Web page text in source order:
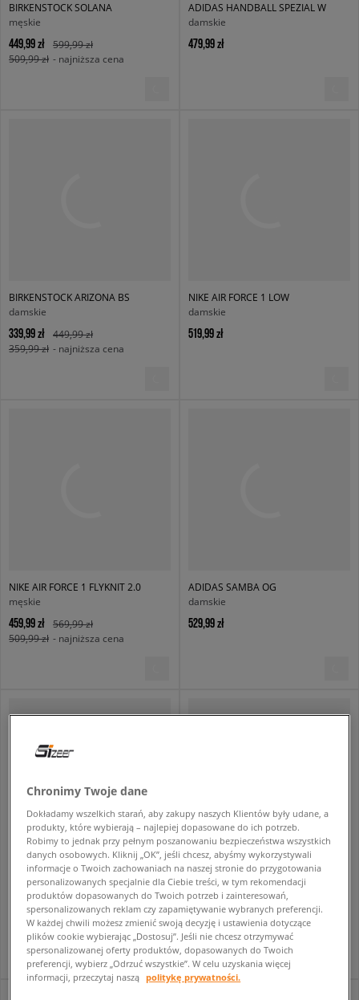
BIRKENSTOCK SOLANA
męskie
449,99 zł
599,99 zł
509,99 zł - najniższa cena
ADIDAS HANDBALL SPEZIAL W
damskie
479,99 zł
BIRKENSTOCK ARIZONA BS
damskie
339,99 zł
449,99 zł
359,99 zł - najniższa cena
NIKE AIR FORCE 1 LOW
damskie
519,99 zł
NIKE AIR FORCE 1 FLYKNIT 2.0
męskie
459,99 zł
569,99 zł
509,99 zł - najniższa cena
ADIDAS SAMBA OG
damskie
529,99 zł
unisex
179,99 zł
ADIDAS HANDBALL SPEZIAL
męskie
429,99 zł
479,99 zł
479,99 zł - najniższa cena
Chronimy Twoje dane
Dokładamy wszelkich starań, aby zakupy naszych Klientów były udane, a
produkty, które wybierają – najlepiej dopasowane do ich potrzeb.
Robimy to jednak przy pełnym poszanowaniu bezpieczeństwa wszystkich
danych osobowych. Kliknij „OK”, jeśli chcesz, abyśmy wykorzystywali
informacje o Twoich zachowaniach na naszej stronie do przygotowania
personalizowanych specjalnie dla Ciebie treści, w tym rekomendacji
produktów dopasowanych do Twoich potrzeb i zainteresowań,
spersonalizowanych reklam czy zapamiętywanie wybranych preferencji.
W każdej chwili możesz zmienić swoją decyzję i ustawienia dotyczące
plików cookie wybierając „Dostosuj”. Jeśli nie chcesz otrzymywać
spersonalizowanej oferty produktów, dopasowanych do Twoich
preferencji, wybierz „Odrzuć wszystkie”. W celu uzyskania więcej
informacji, przeczytaj naszą politykę prywatności.